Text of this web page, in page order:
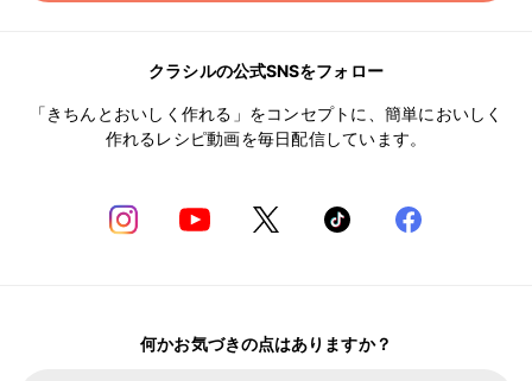
クラシルの公式SNSをフォロー
「きちんとおいしく作れる」をコンセプトに、簡単においしく
作れるレシピ動画を毎日配信しています。
何かお気づきの点はありますか？